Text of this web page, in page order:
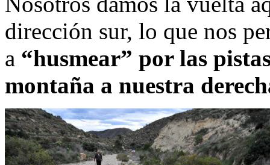
dirección sur, lo que nos
a “husmear” por las
montaña a nuestra